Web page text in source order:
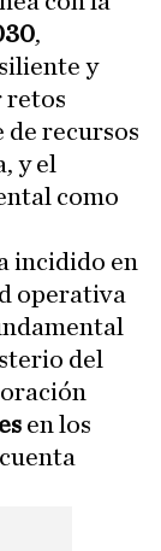
,
y
retos
de recursos
y el
como
incidido en
operativa
del
en los